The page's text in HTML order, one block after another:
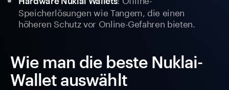
Speicherlösungen wie Tangem, die einen
höheren Schutz vor Online-Gefahren bieten.
Wie man die beste Nuklai-
Wallet auswählt